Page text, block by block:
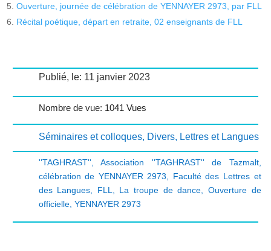
Ouverture, journée de célébration de YENNAYER 2973, par FLL
Récital poétique, départ en retraite, 02 enseignants de FLL
Publié, le: 11 janvier 2023
Nombre de vue: 1041 Vues
Séminaires et colloques, Divers, Lettres et Langues
''TAGHRAST'' Association ''TAGHRAST'' de Tazmalt,
célébration de YENNAYER 2973
Faculté des Lettres et
des Langues
FLL La troupe de dance
Ouverture de
officielle, YENNAYER 2973